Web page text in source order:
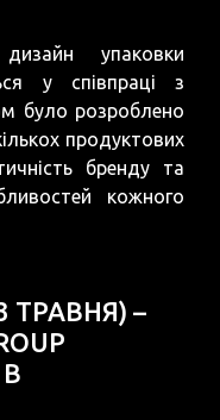
упаковки
у співпраці з
було розроблено
продуктових
бренду та
кожного
ТРАВНЯ) –